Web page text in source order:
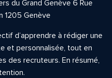
du Grand Genève 6 Rue
1205 Genève
d’apprendre à rédiger une
et personnalisée, tout en
des recruteurs. En résumé,